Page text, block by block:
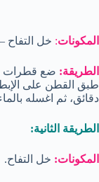
المكونات: خل
الطريقة: ضع قطرات
طبق القطن على الإبط
دقائق، ثم اغسله
الطريقة الثانية:
المكونات: خل التفاح.